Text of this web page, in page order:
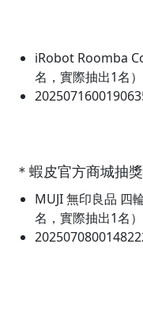
iRobot Roomba
名，實際抽出1名）
＊蝦皮官方商城抽
MUJI 無印良品 四
名，實際抽出1名）